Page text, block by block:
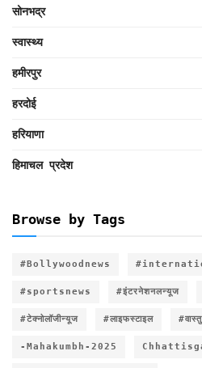
सोनभद्र
स्वास्थ्य
हमीरपुर
हरदोई
हरियाणा
हिमाचल प्रदेश
Browse by Tags
#Bollywoodnews
#sportsnews #इंटरनेशनलन्यूज
#टेक्नोलॉजीन्यूज #लाइफस्टाइल
-Mahakumbh-2025